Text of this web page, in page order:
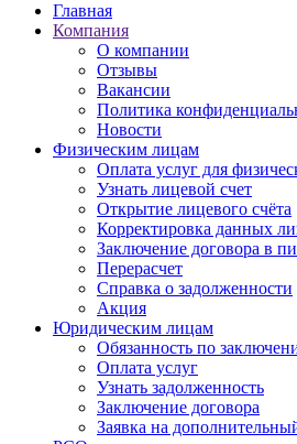
Главная
Компания
О компании
Отзывы
Вакансии
Политика
Новости
Физическим лицам
Оплата услуг для
Узнать лицевой счет
Открытие лицевого счёта
Корректировка данных
Заключение договора в
Перерасчет
Справка о задолженности
Акция
Юридическим лицам
Обязанность по
Оплата услуг
Узнать задолженность
Заключение договора
Заявка на